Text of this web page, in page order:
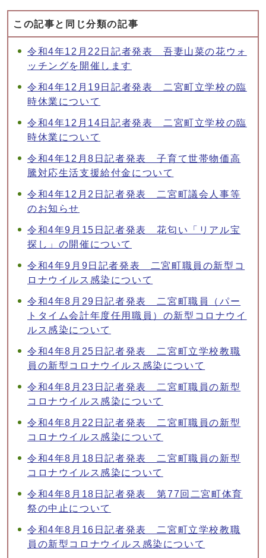
この記事と同じ分類の記事
令和4年12月22日記者発表 吾妻山菜の花ウォ
ッチングを開催します
令和4年12月19日記者発表 二宮町立学校の臨
時休業について
令和4年12月14日記者発表 二宮町立学校の臨
時休業について
令和4年12月8日記者発表 子育て世帯物価高
騰対応生活支援給付金について
令和4年12月2日記者発表 二宮町議会人事等
のお知らせ
令和4年9月15日記者発表 花匂い「リアル宝
探し」の開催について
令和4年9月9日記者発表 二宮町職員の新型コ
ロナウイルス感染について
令和4年8月29日記者発表 二宮町職員（パー
トタイム会計年度任用職員）の新型コロナウイ
ルス感染について
令和4年8月25日記者発表 二宮町立学校教職
員の新型コロナウイルス感染について
令和4年8月23日記者発表 二宮町職員の新型
コロナウイルス感染について
令和4年8月22日記者発表 二宮町職員の新型
コロナウイルス感染について
令和4年8月18日記者発表 二宮町職員の新型
コロナウイルス感染について
令和4年8月18日記者発表 第77回二宮町体育
祭の中止について
令和4年8月16日記者発表 二宮町立学校教職
員の新型コロナウイルス感染について